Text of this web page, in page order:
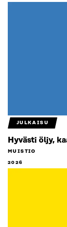
JULKAISU
Hyvästi öljy,
MUISTIO
2026